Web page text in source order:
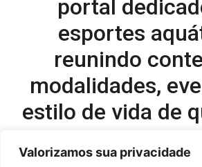
Valorizamos sua privacidade
portal
esportes
reunindo
modalidades,
estilo de vida de